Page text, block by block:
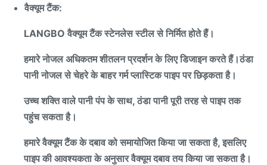
वैक्यूम टैंक:
LANGBO वैक्यूम टैंक स्टेनलेस स्टील से निर्मित होते हैं।
हमारे नोजल अधिकतम शीतलन प्रदर्शन के लिए डिजाइन करते हैं।ठंडा
पानी नोजल से चेहरे के बाहर गर्म प्लास्टिक पाइप पर छिड़कता है।
उच्च शक्ति वाले पानी पंप के साथ, ठंडा पानी पूरी तरह से पाइप तक
पहुंच सकता है।
हमारे वैक्यूम टैंक के दबाव को समायोजित किया जा सकता है, इसलिए
पाइप की आवश्यकता के अनुसार वैक्यूम दबाव तय किया जा सकता है।